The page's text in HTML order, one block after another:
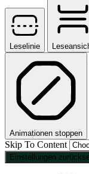
Leselinie
Animationen stoppen
Skip To Content
Einstellungen